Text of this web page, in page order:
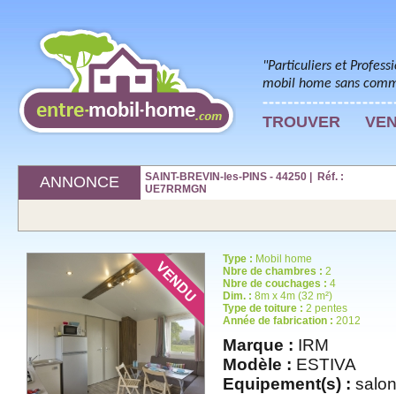
"Particuliers et
mobil home sans
TROUVER
ANNONCE
SAINT-BREVIN-les-PINS - 44250 | Réf. :
UE7RRMGN
Type : Mobil home
Nbre de chambres : 2
Nbre de couchages : 4
Dim. : 8m x 4m (32 m²)
Type de toiture : 2 pentes
Année de fabrication : 2012
Marque : IRM
Modèle : ESTIVA
Equipement(s) :